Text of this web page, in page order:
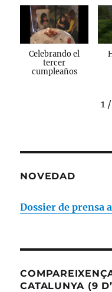
Celebrando el
tercer
cumpleaños
1 /
NOVEDAD
Dossier de prensa
CATALUNYA (9